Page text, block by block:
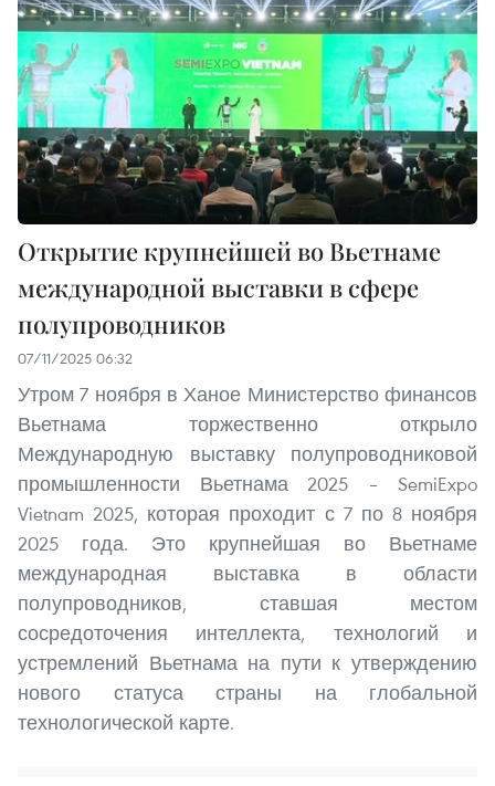
Открытие крупнейшей во Вьетнаме
международной выставки в сфере
полупроводников
07/11/2025 06:32
Утром 7 ноября в Ханое Министерство финансов
Вьетнама торжественно открыло
Международную выставку полупроводниковой
промышленности Вьетнама 2025 – SemiExpo
Vietnam 2025, которая проходит с 7 по 8 ноября
2025 года. Это крупнейшая во Вьетнаме
международная выставка в области
полупроводников, ставшая местом
сосредоточения интеллекта, технологий и
устремлений Вьетнама на пути к утверждению
нового статуса страны на глобальной
технологической карте.